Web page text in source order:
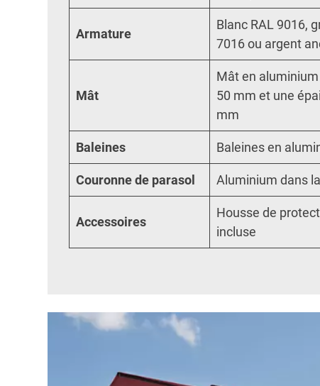
Armature
Blanc RAL 9016,
7016 ou argent
Mât
Mât en
50 mm et une
mm
Baleines Baleines en
Couronne de parasol Aluminium dans
Accessoires
Housse de
incluse